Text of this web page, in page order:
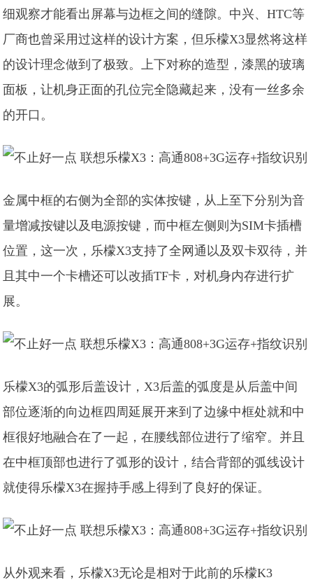
细观察才能看出屏幕与边框之间的缝隙。 中兴、HTC等
厂商也曾采用过这样的设计方案，但乐檬X3显然将这样
的设计理念做到了极致。上下对称的造型，漆黑的玻璃
面板，让机身正面的孔位完全隐藏起来，没有一丝多余
的开口。
金属中框的右侧为全部的实体按键，从上至下分别为音
量增减按键以及电源按键，而中框左侧则为SIM卡插槽
位置，这一次，乐檬X3支持了全网通以及双卡双待，并
且其中一个卡槽还可以改插TF卡，对机身内存进行扩
展。
乐檬X3的弧形后盖设计，X3后盖的弧度是从后盖中间
部位逐渐的向边框四周延展开来到了边缘中框处就和中
框很好地融合在了一起，在腰线部位进行了缩窄。并且
在中框顶部也进行了弧形的设计，结合背部的弧线设计
就使得乐檬X3在握持手感上得到了良好的保证。
从外观来看，乐檬X3无论是相对于此前的乐檬K3